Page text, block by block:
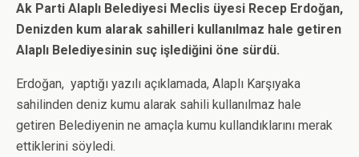
Ak Parti Alaplı Belediyesi Meclis üyesi Recep Erdoğan,
Denizden kum alarak sahilleri kullanılmaz hale getiren
Alaplı Belediyesinin suç işlediğini öne sürdü.
Erdoğan, yaptığı yazılı açıklamada, Alaplı Karşıyaka
sahilinden deniz kumu alarak sahili kullanılmaz hale
getiren Belediyenin ne amaçla kumu kullandıklarını merak
ettiklerini söyledi.